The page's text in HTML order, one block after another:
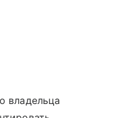
владельца